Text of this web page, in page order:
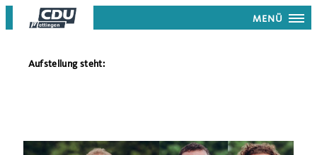
MENÜ
Aufstellung steht: